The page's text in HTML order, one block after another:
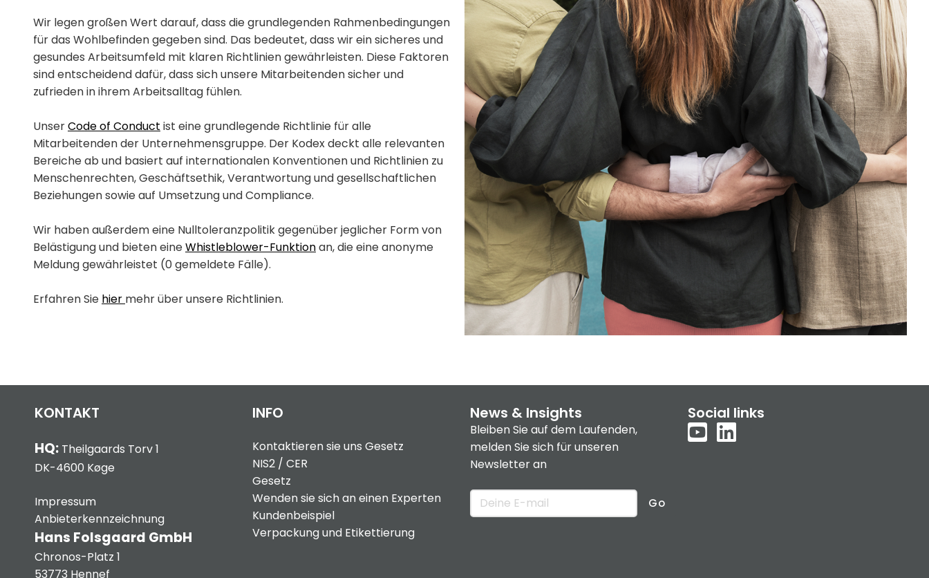
Wir legen großen Wert darauf, dass die grundlegenden Rahmenbedingungen
für das Wohlbefinden gegeben sind. Das bedeutet, dass wir ein sicheres und
gesundes Arbeitsumfeld mit klaren Richtlinien gewährleisten. Diese Faktoren
sind entscheidend dafür, dass sich unsere Mitarbeitenden sicher und
zufrieden in ihrem Arbeitsalltag fühlen.
UnserCode of Conduct ist eine grundlegende Richtlinie für alle
Mitarbeitenden der Unternehmensgruppe. Der Kodex deckt alle relevanten
Bereiche ab und basiert auf internationalen Konventionen und Richtlinien zu
Menschenrechten, Geschäftsethik, Verantwortung und gesellschaftlichen
Beziehungen sowie auf Umsetzung und Compliance.
Wir haben außerdem eine Nulltoleranzpolitik gegenüber jeglicher Form von
Belästigung und bieten eineWhistleblower-Funktionan, die eine anonyme
Meldung gewährleistet (0 gemeldete Fälle).
Erfahren Sie hier mehr über unsere Richtlinien.
KONTAKT
HQ:Theilgaards Torv 1
DK-4600 Køge
Impressum
Anbieterkennzeichnung
Hans Folsgaard GmbH
Chronos-Platz 1
53773 Hennef
INFO
Kontaktieren sie uns Gesetz
NIS2 / CER
Gesetz
Wenden sie sich an einen Experten
Kundenbeispiel
Verpackung und Etikettierung
News & Insights
Bleiben Sie auf dem Laufenden,
melden Sie sich für unseren
Newsletter an
Go
Social links